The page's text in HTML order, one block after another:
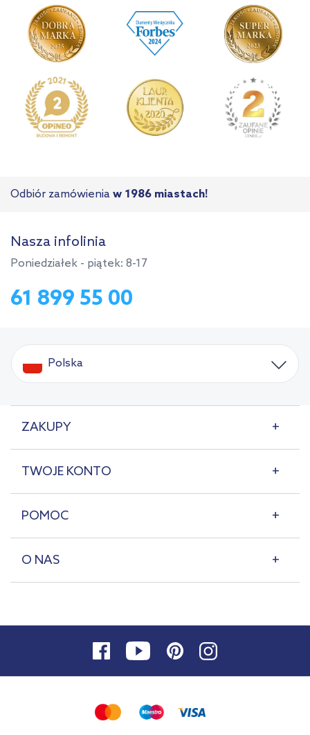
Odbiór zamówienia w 1986 miastach!
Nasza infolinia
Poniedziałek - piątek: 8-17
61 899 55 00
Polska
ZAKUPY
TWOJE KONTO
POMOC
O NAS